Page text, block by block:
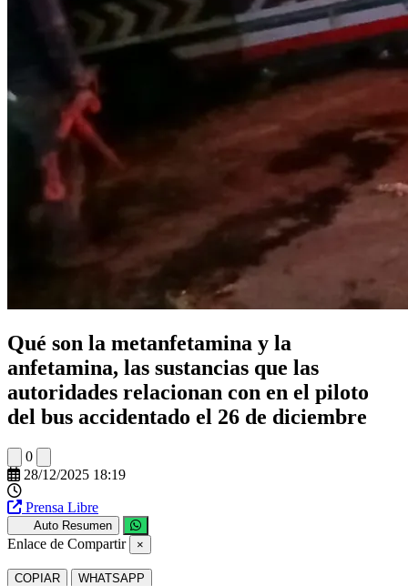
Qué son la metanfetamina y la
anfetamina, las sustancias que las
autoridades relacionan con en el piloto
del bus accidentado el 26 de diciembre
0
28/12/2025 18:19
Prensa Libre
Auto Resumen
Enlace de Compartir ×
COPIAR WHATSAPP